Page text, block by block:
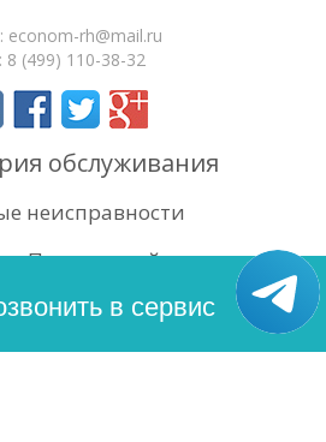
econom-rh@mail.ru
8 (499) 110-38-32
обслуживания
неисправности
Поиск по сайту
в сервис